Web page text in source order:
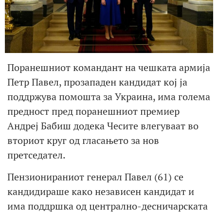
Поранешниот командант на чешката армија
Петр Павел, прозападен кандидат кој ја
поддржува помошта за Украина, има голема
предност пред поранешниот премиер
Андреј Бабиш додека Чесите влегуваат во
вториот круг од гласањето за нов
претседател.
Пензионираниот генерал Павел (61) се
кандидираше како независен кандидат и
има поддршка од централно-десничарската